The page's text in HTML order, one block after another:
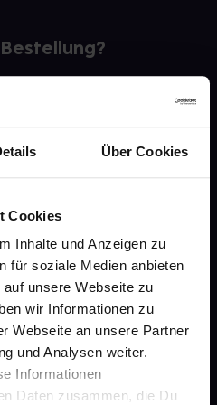
Über Cookies
Cookies
Inhalte und Anzeigen zu
für soziale Medien anbieten
unsere Webseite zu
wir Informationen zu
Webseite an unsere Partner
und Analysen weiter.
Informationen
Daten zusammen, die Du